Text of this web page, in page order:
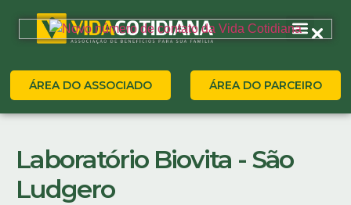
ÁREA DO ASSOCIADO ÁREA DO PARCEIRO
Laboratório Biovita - São
Ludgero